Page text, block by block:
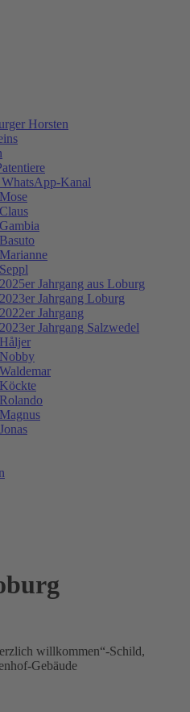
Horsten
WhatsApp-Kanal
Jahrgang aus Loburg
Jahrgang Loburg
Jahrgang
Jahrgang Salzwedel